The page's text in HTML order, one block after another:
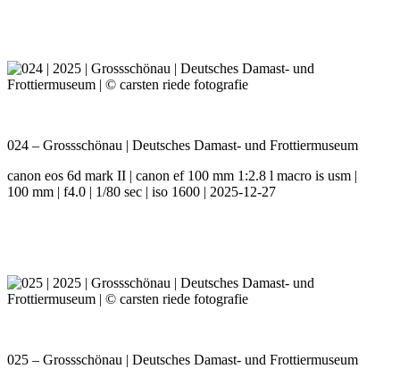
024 – Grossschönau | Deutsches Damast- und Frottiermuseum
canon eos 6d mark II | canon ef 100 mm 1:2.8 l macro is usm |
100 mm | f4.0 | 1/80 sec | iso 1600 | 2025-12-27
025 – Grossschönau | Deutsches Damast- und Frottiermuseum